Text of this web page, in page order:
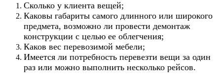
Сколько у клиента вещей;
Каковы габариты самого длинного или широкого
предмета, возможно ли провести демонтаж
конструкции с целью ее облегчения;
Каков вес перевозимой мебели;
Имеется ли потребность перевезти вещи за один
раз или можно выполнить несколько рейсов.